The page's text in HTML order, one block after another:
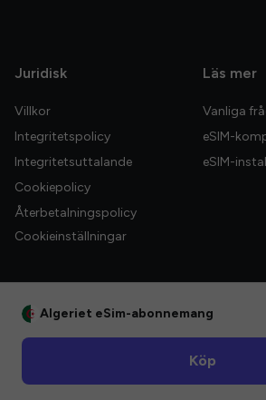
Juridisk
Villkor
Integritetspolicy
Integritetsuttalande
Cookiepolicy
Återbetalningspolicy
Cookieinställningar
Läs mer
Vanliga
eSIM-
eSIM-
Algeriet eSim-abonnemang
Köp